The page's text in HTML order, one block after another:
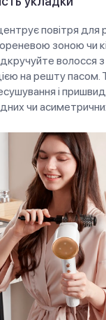
повітря
зоною чи
волосся
на решту пасом.
і
чи